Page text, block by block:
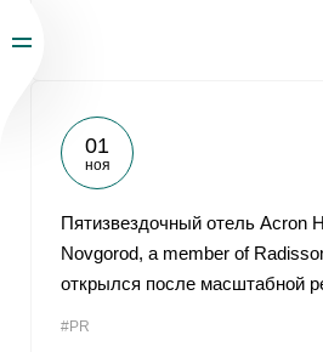
01
ноя
Пятизвездочный отель Acron
Novgorod, a member of
открылся после масштабной
#PR